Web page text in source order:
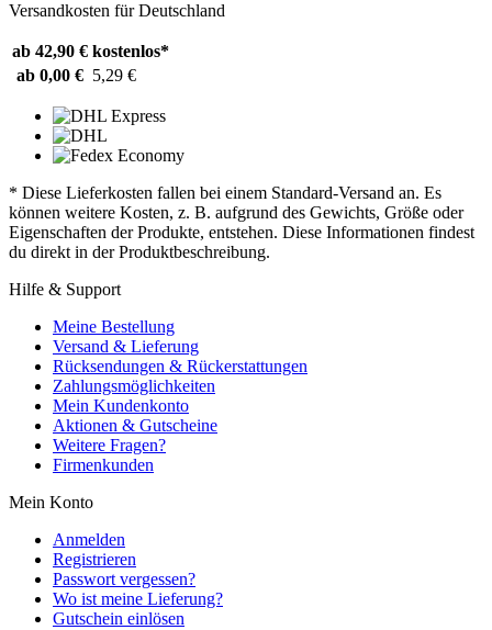
Versandkosten für Deutschland
ab 42,90 € kostenlos*
ab 0,00 € 5,29 €
* Diese Lieferkosten fallen bei einem Standard-Versand an. Es
können weitere Kosten, z. B. aufgrund des Gewichts, Größe oder
Eigenschaften der Produkte, entstehen. Diese Informationen findest
du direkt in der Produktbeschreibung.
Hilfe & Support
Meine Bestellung
Versand & Lieferung
Rücksendungen & Rückerstattungen
Zahlungsmöglichkeiten
Mein Kundenkonto
Aktionen & Gutscheine
Weitere Fragen?
Firmenkunden
Mein Konto
Anmelden
Registrieren
Passwort vergessen?
Wo ist meine Lieferung?
Gutschein einlösen